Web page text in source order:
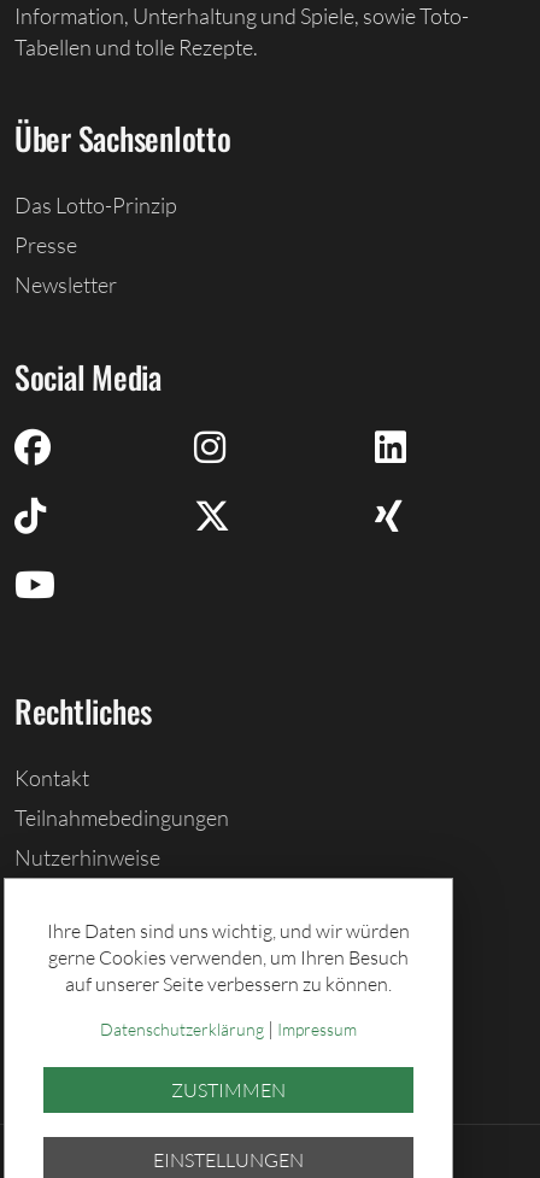
Information, Unterhaltung und Spiele, sowie Toto-
Tabellen und tolle Rezepte.
Über Sachsenlotto
Das Lotto-Prinzip
Presse
Newsletter
Social Media
Rechtliches
Kontakt
Teilnahmebedingungen
Nutzerhinweise
Cookies löschen
Datenschutz
Ihre Daten sind uns wichtig, und wir würden
gerne Cookies verwenden, um Ihren Besuch
auf unserer Seite verbessern zu können.
Datenschutzerklärung| Impressum
ZUSTIMMEN
EINSTELLUNGEN